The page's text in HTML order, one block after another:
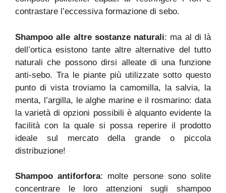
contrastare l’eccessiva formazione di sebo.
Shampoo alle altre sostanze naturali: ma al di là
dell’ortica esistono tante altre alternative del tutto
naturali che possono dirsi alleate di una funzione
anti-sebo. Tra le piante più utilizzate sotto questo
punto di vista troviamo la camomilla, la salvia, la
menta, l’argilla, le alghe marine e il rosmarino: data
la varietà di opzioni possibili è alquanto evidente la
facilità con la quale si possa reperire il prodotto
ideale sul mercato della grande o piccola
distribuzione!
Shampoo antiforfora: molte persone sono solite
concentrare le loro attenzioni sugli shampoo